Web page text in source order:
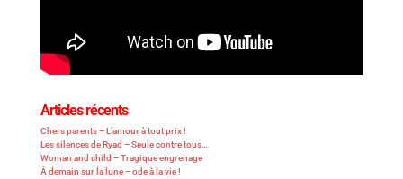
Articles récents
Chers parents – L’amour à tout prix !
Les silences de Ryad – Seule contre tous…
Woman and child – Tragique engrenage
À demain sur la lune – ode à la vie !